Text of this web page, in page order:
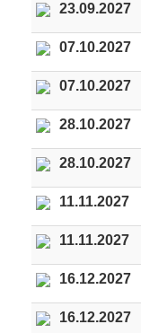
23.09.2027
07.10.2027
07.10.2027
28.10.2027
28.10.2027
11.11.2027
11.11.2027
16.12.2027
16.12.2027